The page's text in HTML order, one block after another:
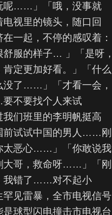
呢……」「哦，没事就
视里的镜头，随口回
一起，不停的感叹着：
舒服的样子… 」「是呀，
定更加好看。」「什么
没了……」「才看一会，
不要找个人来试
们班里的李明帆挺高
前试试中国的男人……刚
太恶心……」「你敢说我
大哥，救命呀……」「刚
我错了……对不起小
见雷暴，全市电视信号
球型闪电撞击市电视台